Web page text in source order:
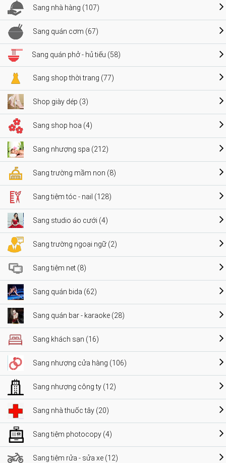
Sang nhà hàng (107)
Sang quán cơm (67)
Sang quán phở - hủ tiếu (58)
Sang shop thời trang (77)
Shop giày dép (3)
Sang shop hoa (4)
Sang nhượng spa (212)
Sang trường mầm non (8)
Sang tiệm tóc - nail (128)
Sang studio áo cưới (4)
Sang trường ngoại ngữ (2)
Sang tiệm net (8)
Sang quán bida (62)
Sang quán bar - karaoke (28)
Sang khách sạn (16)
Sang nhượng cửa hàng (106)
Sang nhượng công ty (12)
Sang nhà thuốc tây (20)
Sang tiệm photocopy (4)
Sang tiệm rửa - sửa xe (12)